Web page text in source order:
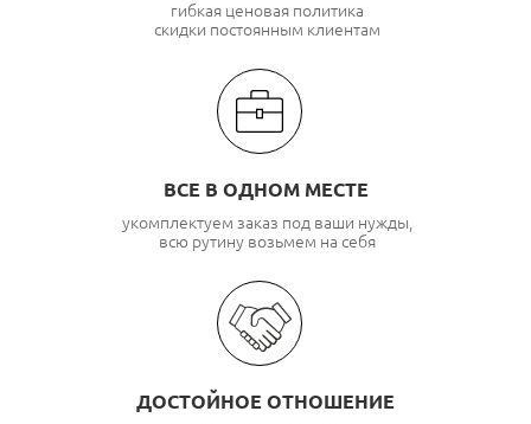
гибкая ценовая политика
скидки постоянным клиентам
ВСЕ В ОДНОМ МЕСТЕ
укомплектуем заказ под ваши нужды,
всю рутину возьмем на себя
ДОСТОЙНОЕ ОТНОШЕНИЕ